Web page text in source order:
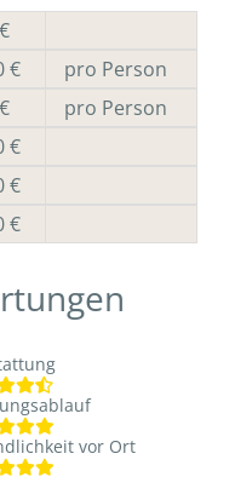
€
pro Person
pro Person
€
€
€
vor Ort